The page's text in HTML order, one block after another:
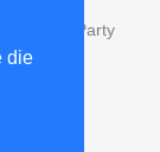
die
Salsa-Party